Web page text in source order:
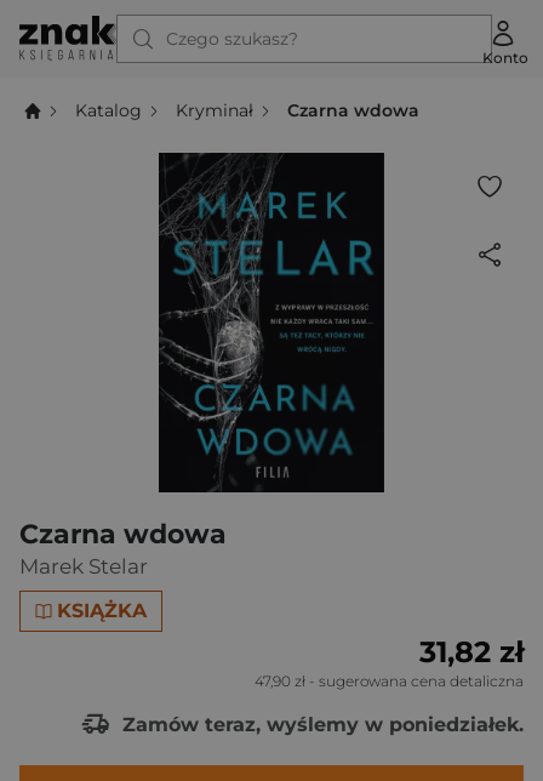
Czego szukasz?
Konto
Katalog Kryminał Czarna wdowa
Czarna wdowa
Marek Stelar
KSIĄŻKA
31,82 zł
47,90 zł - sugerowana cena detaliczna
Zamów teraz, wyślemy w poniedziałek.